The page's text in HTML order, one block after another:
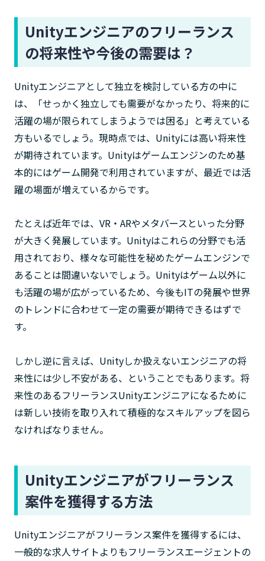
Unityエンジニアのフリーランス
の将来性や今後の需要は？
Unityエンジニアとして独立を検討している方の中に
は、「せっかく独立しても需要がなかったり、将来的に
活躍の場が限られてしまうようでは困る」と考えている
方もいるでしょう。現時点では、Unityには高い将来性
が期待されています。Unityはゲームエンジンのため基
本的にはゲーム開発で利用されていますが、最近では活
躍の場面が増えているからです。
たとえば近年では、VR・ARやメタバースといった分野
が大きく発展しています。Unityはこれらの分野でも活
用されており、様々な可能性を秘めたゲームエンジンで
あることは間違いないでしょう。Unityはゲーム以外に
も活躍の場が広がっているため、今後もITの発展や世界
のトレンドに合わせて一定の需要が期待できるはずで
す。
しかし逆に言えば、Unityしか扱えないエンジニアの将
来性には少し不安がある、ということでもあります。将
来性のあるフリーランスUnityエンジニアになるために
は新しい技術を取り入れて積極的なスキルアップを図ら
なければなりません。
Unityエンジニアがフリーランス
案件を獲得する方法
Unityエンジニアがフリーランス案件を獲得するには、
一般的な求人サイトよりもフリーランスエージェントの